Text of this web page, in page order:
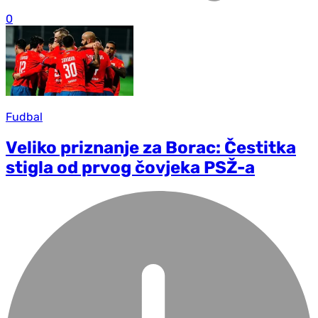
0
Fudbal
Veliko priznanje za Borac: Čestitka
stigla od prvog čovjeka PSŽ-a